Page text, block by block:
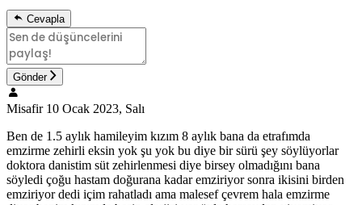
Cevapla
Gönder
Misafir 10 Ocak 2023, Salı
Ben de 1.5 aylık hamileyim kızım 8 aylık bana da etrafımda
emzirme zehirli eksin yok şu yok bu diye bir sürü şey söylüyorlar
doktora danistim süt zehirlenmesi diye birsey olmadığını bana
söyledi çoğu hastam doğurana kadar emziriyor sonra ikisini birden
emziriyor dedi içim rahatladı ama malesef çevrem hala emzirme